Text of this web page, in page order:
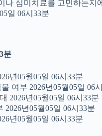
심미치료를 고민하는
일 06시33분
분
년05월05일 06시33분
여부 2026년05월05일 06
2026년05월05일 06시33분
년05월05일 06시33분
년05월05일 06시33분